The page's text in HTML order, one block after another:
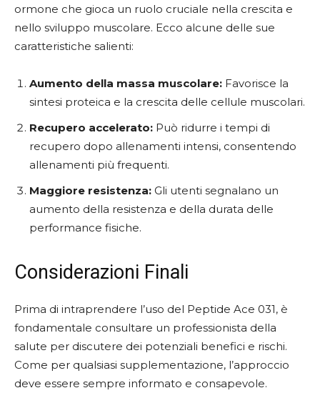
ormone che gioca un ruolo cruciale nella crescita e
nello sviluppo muscolare. Ecco alcune delle sue
caratteristiche salienti:
Aumento della massa muscolare: Favorisce la
sintesi proteica e la crescita delle cellule muscolari.
Recupero accelerato: Può ridurre i tempi di
recupero dopo allenamenti intensi, consentendo
allenamenti più frequenti.
Maggiore resistenza: Gli utenti segnalano un
aumento della resistenza e della durata delle
performance fisiche.
Considerazioni Finali
Prima di intraprendere l’uso del Peptide Ace 031, è
fondamentale consultare un professionista della
salute per discutere dei potenziali benefici e rischi.
Come per qualsiasi supplementazione, l’approccio
deve essere sempre informato e consapevole.